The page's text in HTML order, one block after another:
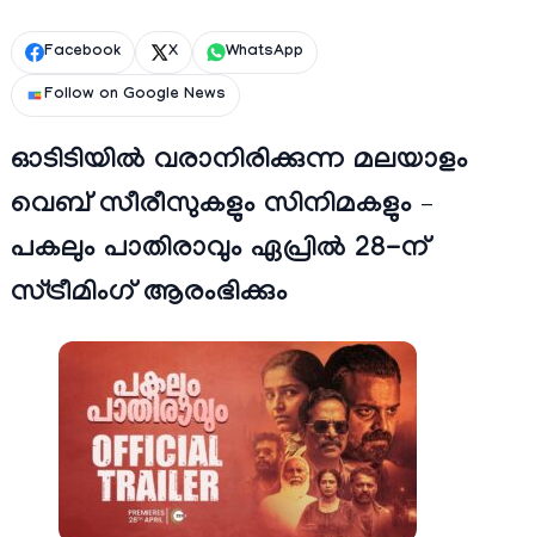
Facebook X WhatsApp
Follow on Google News
ഓടിടിയിൽ വരാനിരിക്കുന്ന മലയാളം
വെബ് സീരീസുകളും സിനിമകളും –
പകലും പാതിരാവും ഏപ്രിൽ 28-ന്
സ്ട്രീമിംഗ് ആരംഭിക്കും